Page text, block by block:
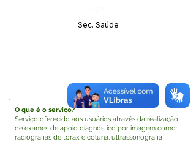
Sec. Saúde
O que é o serviço?
Serviço oferecido aos usuários através da realização
de exames de apoio diagnóstico por imagem como:
radiografias de tórax e coluna, ultrassonografia